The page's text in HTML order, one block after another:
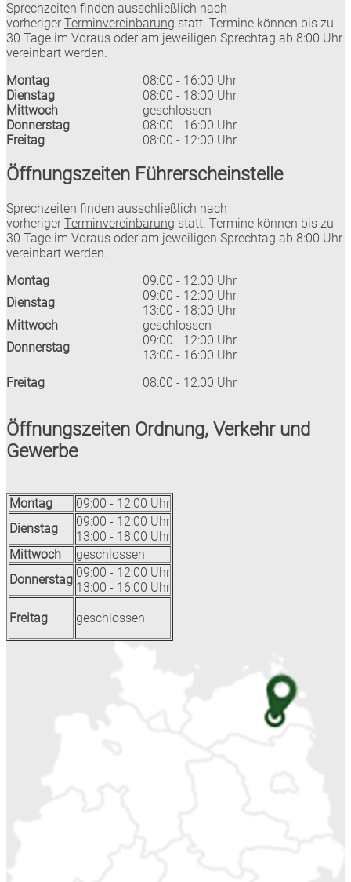
Sprechzeiten finden ausschließlich nach
vorheriger Terminvereinbarung statt. Termine können bis zu
30 Tage im Voraus oder am jeweiligen Sprechtag ab 8:00 Uhr
vereinbart werden.
Montag
08:00 - 16:00 Uhr
Dienstag
08:00 - 18:00 Uhr
Mittwoch
geschlossen
Donnerstag
08:00 - 16:00 Uhr
Freitag
08:00 - 12:00 Uhr
Öffnungszeiten Führerscheinstelle
Sprechzeiten finden ausschließlich nach
vorheriger Terminvereinbarung statt. Termine können bis zu
30 Tage im Voraus oder am jeweiligen Sprechtag ab 8:00 Uhr
vereinbart werden.
Montag
09:00 - 12:00 Uhr
Dienstag
09:00 - 12:00 Uhr
13:00 - 18:00 Uhr
Mittwoch
geschlossen
Donnerstag
09:00 - 12:00 Uhr
13:00 - 16:00 Uhr
Freitag
08:00 - 12:00 Uhr
Öffnungszeiten Ordnung, Verkehr und
Gewerbe
Montag
09:00 - 12:00 Uhr
Dienstag
09:00 - 12:00 Uhr
13:00 - 18:00 Uhr
Mittwoch
geschlossen
Donnerstag 09:00 - 12:00 Uhr
13:00 - 16:00 Uhr
Freitag geschlossen